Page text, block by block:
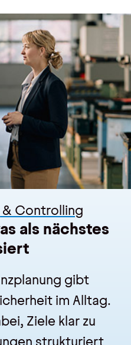
& Controlling
als nächstes
gibt
im Alltag.
Ziele klar zu